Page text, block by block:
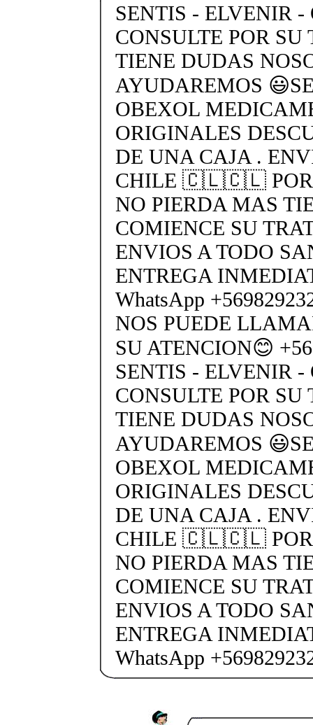
SENTIS - ELVENIR
CONSULTE POR
TIENE DUDAS
AYUDAREMOS
OBEXOL
ORIGINALES
DE UNA CAJA .
CHILE 🇨🇱🇨🇱 POR
NO PIERDA MAS
COMIENCE SU
ENVIOS A TODO
ENTREGA
WhatsApp
NOS PUEDE
SU ATENCION😊
SENTIS - ELVENIR -
CONSULTE POR
TIENE DUDAS
AYUDAREMOS
OBEXOL
ORIGINALES
DE UNA CAJA .
CHILE 🇨🇱🇨🇱 POR
NO PIERDA MAS
COMIENCE SU
ENVIOS A TODO
ENTREGA
WhatsApp